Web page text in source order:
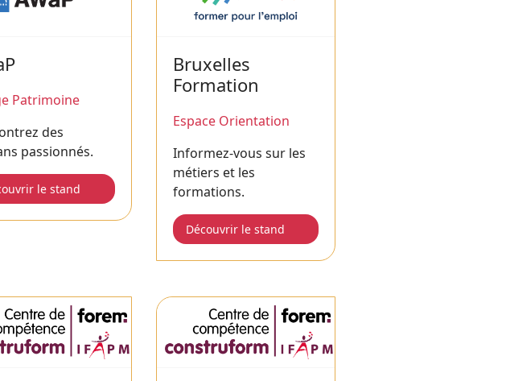
Patrimoine
des
passionnés.
le stand
Bruxelles
Formation
Espace Orientation
Informez-vous sur les
métiers et les
formations.
Découvrir le stand